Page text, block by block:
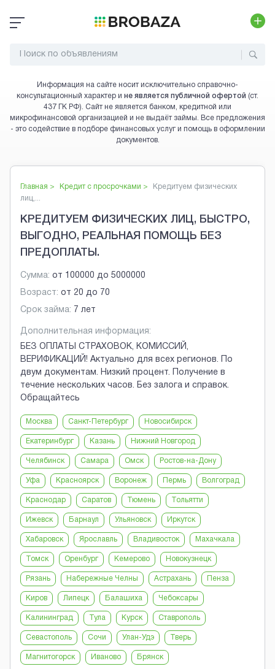
Информация на сайте носит исключительно справочно-
консультационный характер и не является публичной офертой (ст.
437 ГК РФ). Сайт не является банком, кредитной или
микрофинансовой организацией и не выдаёт займы. Все предложения
- это содействие в подборе финансовых услуг и помощь в оформлении
документов.
Главная > Кредит с просрочками >
Кредитуем физических
лиц,...
КРЕДИТУЕМ ФИЗИЧЕСКИХ ЛИЦ, БЫСТРО,
ВЫГОДНО, РЕАЛЬНАЯ ПОМОЩЬ БЕЗ
ПРЕДОПЛАТЫ.
Сумма: от 100000 до 5000000
Возраст: от 20 до 70
Срок займа: 7 лет
Дополнительная информация:
БЕЗ ОПЛАТЫ СТРАХОВОК, КОМИССИЙ,
ВЕРИФИКАЦИЙ! Актуально для всех регионов. По
двум документам. Низкий процент. Получение в
течение нескольких часов. Без залога и справок.
Обращайтесь
Москва Санкт-Петербург Новосибирск
Екатеринбург Казань Нижний Новгород
Челябинск Самара Омск Ростов-на-Дону
Уфа Красноярск Воронеж Пермь Волгоград
Краснодар Саратов Тюмень Тольятти
Ижевск Барнаул Ульяновск Иркутск
Хабаровск Ярославль Владивосток Махачкала
Томск Оренбург Кемерово Новокузнецк
Рязань Набережные Челны Астрахань Пенза
Киров Липецк Балашиха Чебоксары
Калининград Тула Курск Ставрополь
Севастополь Сочи Улан-Удэ Тверь
Магнитогорск Иваново Брянск